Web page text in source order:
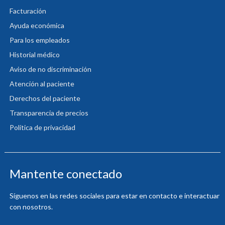
Facturación
Ayuda económica
Para los empleados
Historial médico
Aviso de no discriminación
Atención al paciente
Derechos del paciente
Transparencia de precios
Política de privacidad
Mantente conectado
Síguenos en las redes sociales para estar en contacto e interactuar
con nosotros.